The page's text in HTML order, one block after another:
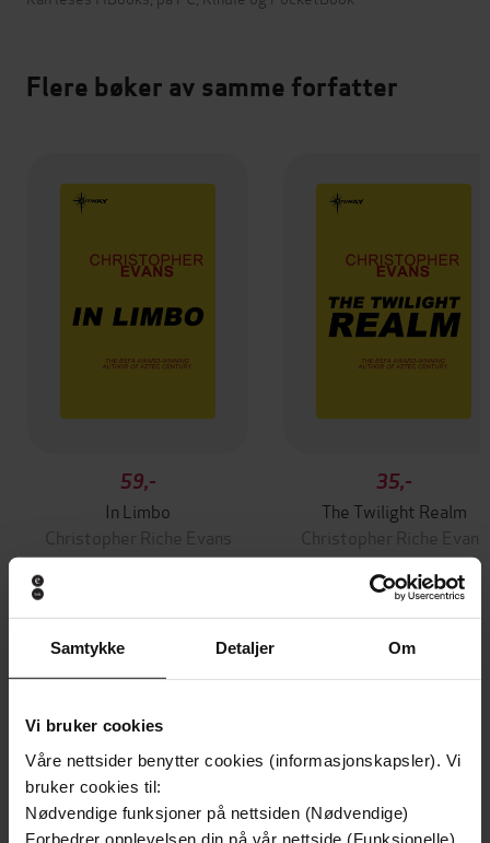
Samtykke Detaljer Om
Vi bruker cookies
Våre nettsider benytter cookies (informasjonskapsler). Vi
bruker cookies til:
Nødvendige funksjoner på nettsiden (Nødvendige)
Forbedrer opplevelsen din på vår nettside (Funksjonelle)
Flere bøker av samme forfatter
59,-
In Limbo
Christopher Riche Evans
EBOK
35,-
The Twilight Realm
Christopher Riche Evans
EBOK
Andre har også kjøpt
Vinner av Rivertonprisen
Første gang på tilbud